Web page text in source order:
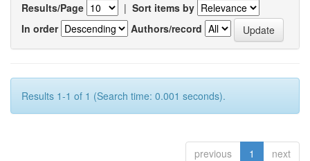
Results/Page | Sort items by
In order
Authors/record
Results 1-1 of 1 (Search time: 0.001 seconds).
previous 1 next